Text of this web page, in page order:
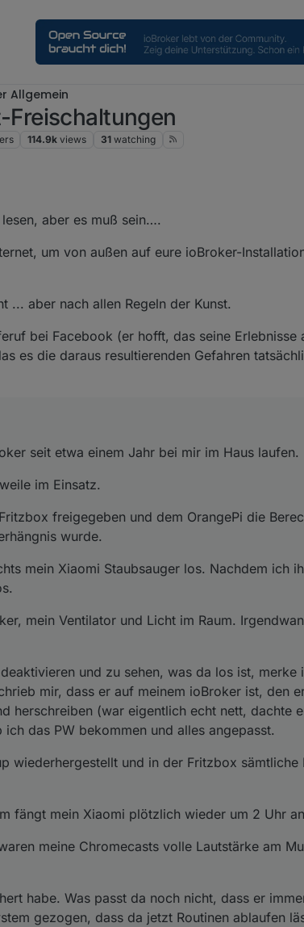
Allgemein
Freischaltungen
114.9k views 31 watching
aber es muß sein….
um von außen auf eure ioBroker-
... aber nach allen Regeln der Kunst.
bei Facebook (er hofft, das seine Erlebnisse
es die daraus resultierenden Gefahren
seit etwa einem Jahr bei mir im Haus laufen.
im Einsatz.
freigegeben und dem OrangePi die
wurde.
mein Xiaomi Staubsauger los. Nachdem ich
mein Ventilator und Licht im Raum.
und zu sehen, was da los ist, merke
mir, dass er auf meinem ioBroker ist, den
herschreiben (war eigentlich echt nett, dachte
das PW bekommen und alles angepasst.
wiederhergestellt und in der Fritzbox sämtliche
fängt mein Xiaomi plötzlich wieder um 2 Uhr
meine Chromecasts volle Lautstärke am
habe. Was passt da noch nicht, dass er
gezogen, dass da jetzt Routinen ablaufen